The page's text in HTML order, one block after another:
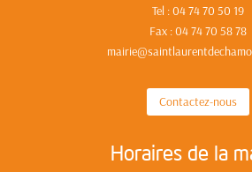
Tel : 04 74 70 50 19
Fax : 04 74 70 58 78
Contactez-nous
Horaires de la